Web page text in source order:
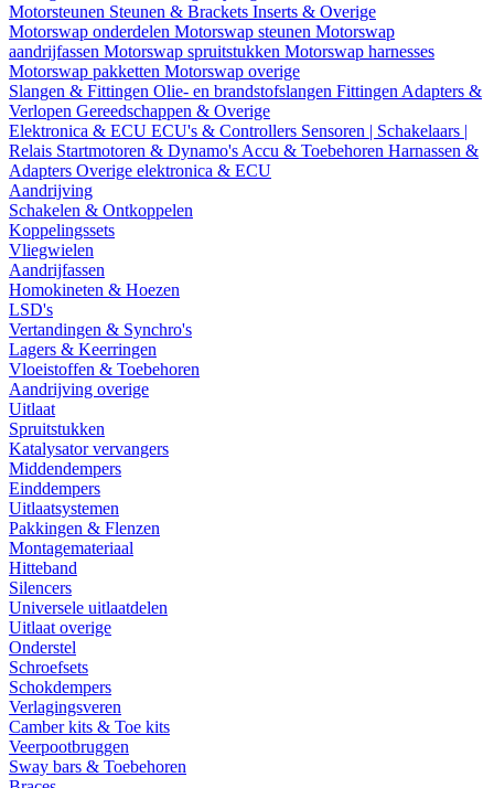
Motorsteunen Steunen & Brackets Inserts & Overige
Motorswap onderdelen Motorswap steunen Motorswap
aandrijfassen Motorswap spruitstukken Motorswap harnesses
Motorswap pakketten Motorswap overige
Slangen & Fittingen Olie- en brandstofslangen Fittingen Adapters &
Verlopen Gereedschappen & Overige
Elektronica & ECU ECU's & Controllers Sensoren | Schakelaars |
Relais Startmotoren & Dynamo's Accu & Toebehoren Harnassen &
Adapters Overige elektronica & ECU
Aandrijving
Schakelen & Ontkoppelen
Koppelingssets
Vliegwielen
Aandrijfassen
Homokineten & Hoezen
LSD's
Vertandingen & Synchro's
Lagers & Keerringen
Vloeistoffen & Toebehoren
Aandrijving overige
Uitlaat
Spruitstukken
Katalysator vervangers
Middendempers
Einddempers
Uitlaatsystemen
Pakkingen & Flenzen
Montagemateriaal
Hitteband
Silencers
Universele uitlaatdelen
Uitlaat overige
Onderstel
Schroefsets
Schokdempers
Verlagingsveren
Camber kits & Toe kits
Veerpootbruggen
Sway bars & Toebehoren